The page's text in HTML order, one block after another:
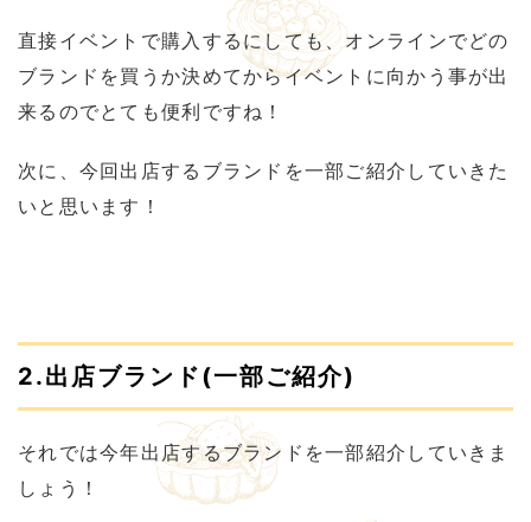
直接イベントで購入するにしても、オンラインでどの
ブランドを買うか決めてからイベントに向かう事が出
来るのでとても便利ですね！
次に、今回出店するブランドを一部ご紹介していきた
いと思います！
2.出店ブランド(一部ご紹介)
それでは今年出店するブランドを一部紹介していきま
しょう！